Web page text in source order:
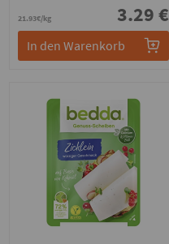
21.93€/kg 3.29 €
In den Warenkorb